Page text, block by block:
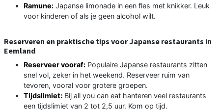
Ramune: Japanse limonade in een fles met knikker. Leuk
voor kinderen of als je geen alcohol wilt.
Reserveren en praktische tips voor Japanse restaurants in
Eemland
Reserveer vooraf: Populaire Japanse restaurants zitten
snel vol, zeker in het weekend. Reserveer ruim van
tevoren, vooral voor grotere groepen.
Tijdslimiet: Bij all you can eat hanteren veel restaurants
een tijdslimiet van 2 tot 2,5 uur. Kom op tijd.